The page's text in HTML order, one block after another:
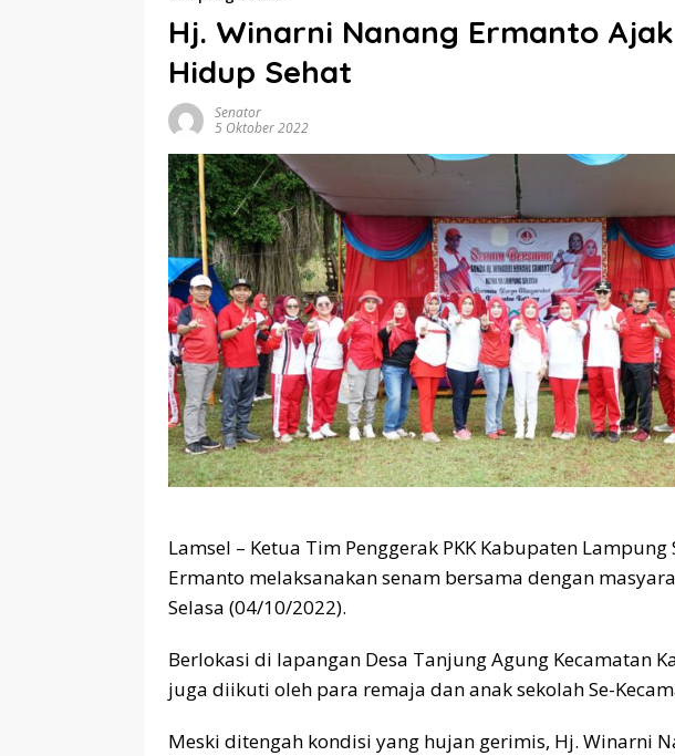
Hj. Winarni Nanang Ermanto
Hidup Sehat
Senator
5 Oktober 2022
Lamsel – Ketua Tim Penggerak PKK Kabupaten
Ermanto melaksanakan senam bersama dengan
Selasa (04/10/2022).
Berlokasi di lapangan Desa Tanjung Agung Kecamatan
juga diikuti oleh para remaja dan anak sekolah Se-
Meski ditengah kondisi yang hujan gerimis, Hj. Winarni